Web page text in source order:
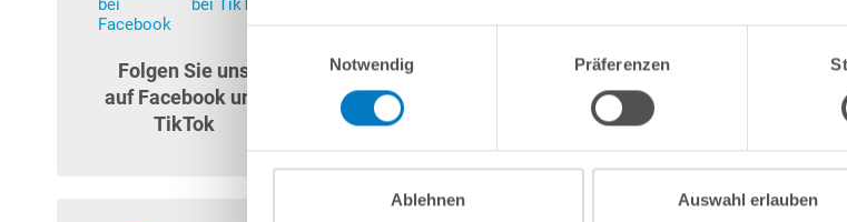
Notwendig
Präferenzen
Ablehnen Auswahl erlauben
Folgen Sie uns
auf Facebook und
TikTok